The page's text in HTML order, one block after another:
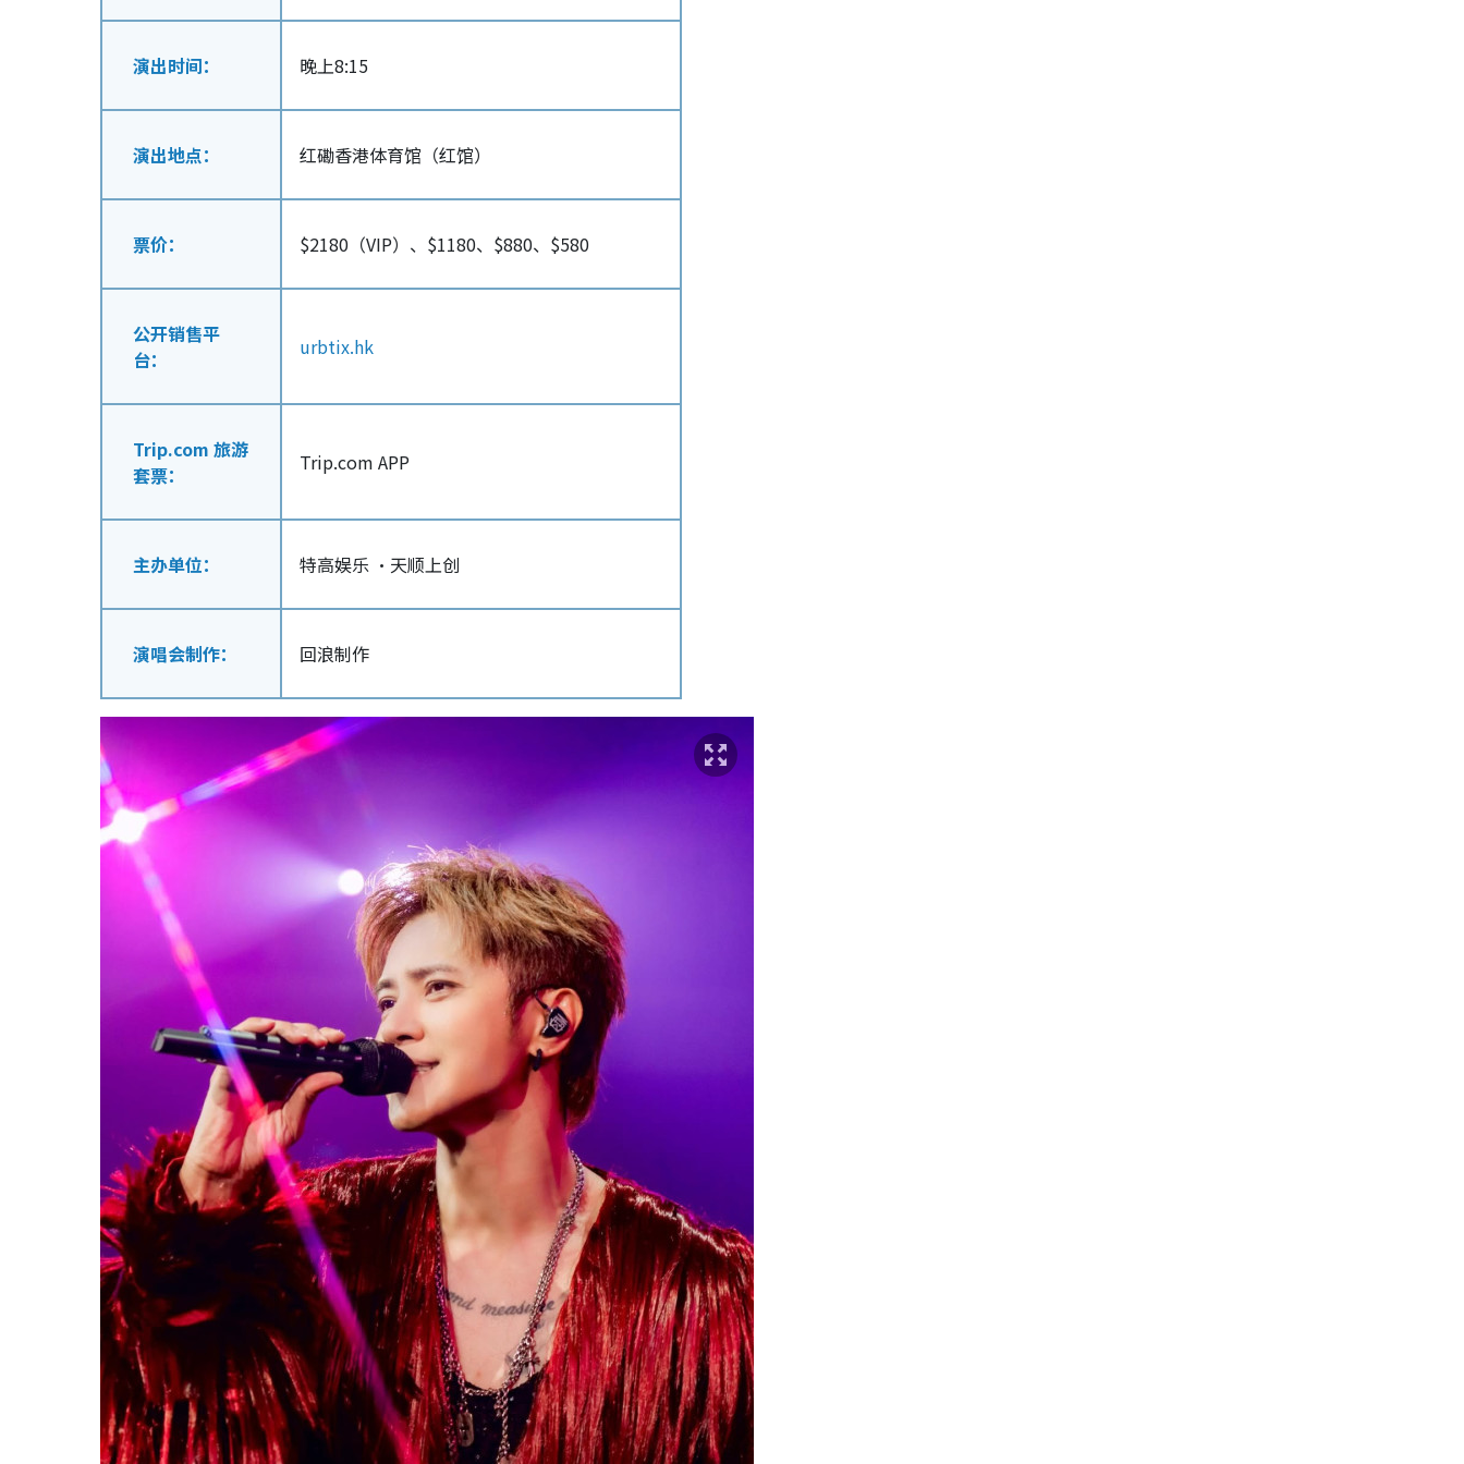
演出时间： 晚上8:15
演出地点： 红磡香港体育馆（红馆）
票价： $2180（VIP）、$1180、$880、$580
公开销售平
台：
urbtix.hk
Trip.com 旅游
套票：
Trip.com APP
主办单位： 特高娱乐 ·天顺上创
演唱会制作： 回浪制作